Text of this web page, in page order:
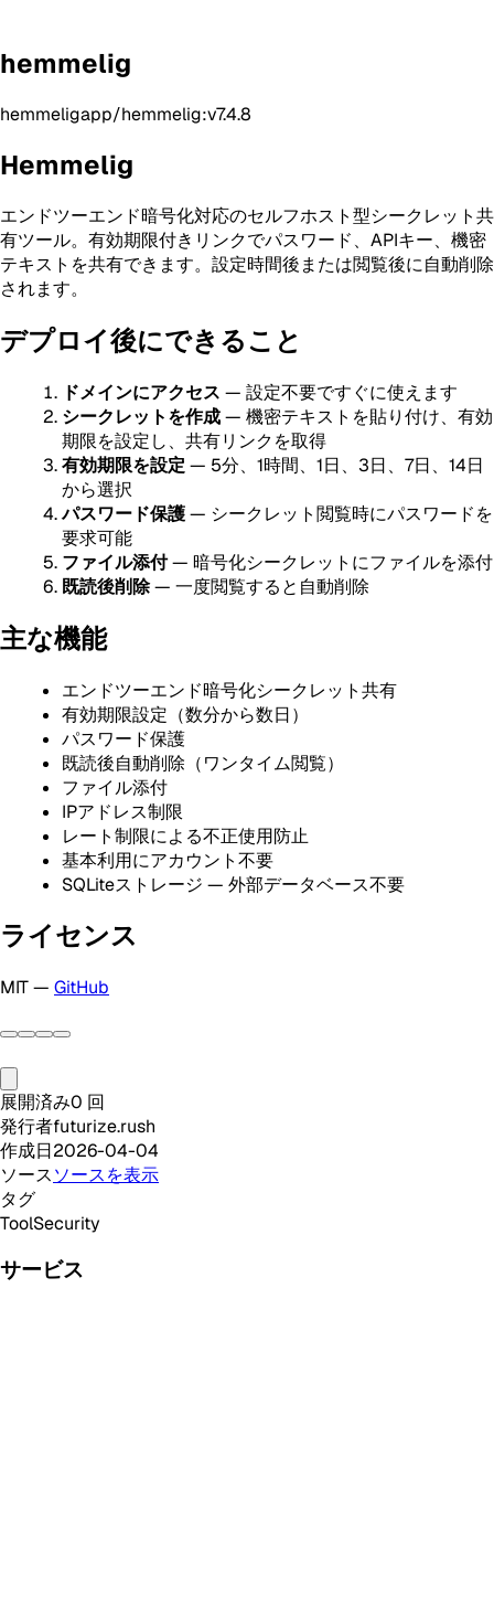
hemmelig
hemmeligapp/hemmelig:v7.4.8
Hemmelig
エンドツーエンド暗号化対応のセルフホスト型シークレット共
有ツール。有効期限付きリンクでパスワード、APIキー、機密
テキストを共有できます。設定時間後または閲覧後に自動削除
されます。
デプロイ後にできること
ドメインにアクセス — 設定不要ですぐに使えます
シークレットを作成— 機密テキストを貼り付け、有効
期限を設定し、共有リンクを取得
有効期限を設定 — 5分、1時間、1日、3日、7日、14日
から選択
パスワード保護— シークレット閲覧時にパスワードを
要求可能
ファイル添付— 暗号化シークレットにファイルを添付
既読後削除— 一度閲覧すると自動削除
主な機能
エンドツーエンド暗号化シークレット共有
有効期限設定（数分から数日）
パスワード保護
既読後自動削除（ワンタイム閲覧）
ファイル添付
IPアドレス制限
レート制限による不正使用防止
基本利用にアカウント不要
SQLiteストレージ — 外部データベース不要
ライセンス
MIT — GitHub
展開済み0 回
発行者futurize.rush
作成日2026-04-04
ソースソースを表示
タグ
ToolSecurity
サービス